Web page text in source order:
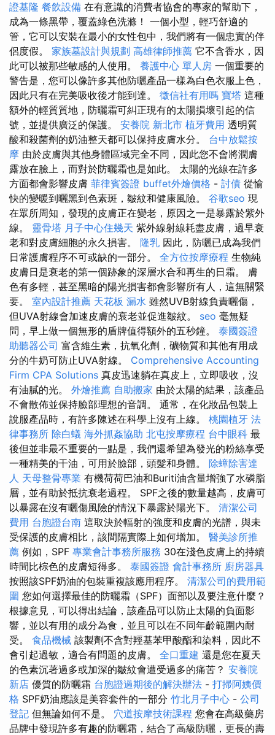
證基隆 餐飲設備 在有意識的消費者協會的專家的幫助下，
成為一條黑帶，覆蓋綠色洗滌！ 一個小型，輕巧舒適的
管，它可以安裝在最小的女性包中，我們將有一個忠實的伴
侶度假。 家族墓設計與規劃 高雄律師推薦 它不含香水，因
此可以被那些敏感的人使用。 養護中心 單人房 一個重要的
警告是，您可以像許多其他防曬產品一樣為白色衣服上色，
因此只有在完美吸收後才能到達。 徵信社有用嗎 寶塔 這種
額外的輕質質地，防曬霜可糾正現有的太陽損壞引起的信
號，並提供廣泛的保護。 安養院 新北市 植牙費用 透明質
酸和殺菌劑的奶油整天都可以保持皮膚水分。 台中放鬆按
摩 由於皮膚與其他身體區域完全不同，因此您不會將潤膚
露放在臉上，而對於防曬霜也是如此。 太陽的光線在許多
方面都會影響皮膚 菲律賓簽證 buffet外燴價格 - 討債 從愉
快的變暖到曬黑到色素斑，皺紋和健康風險。 谷歌seo 現
在眾所周知，發現的皮膚正在變老，原因之一是暴露於紫外
線。 靈骨塔 月子中心住幾天 紫外線射線耗盡皮膚，過早衰
老和對皮膚細胞的永久損害。 隆乳 因此，防曬已成為我們
日常護膚程序不可或缺的一部分。 全方位按摩療程 生物純
皮膚日是衰老的第一個跡象的深層水合和再生的日霜。 膚
色有多輕，甚至黑暗的陽光損害都會影響所有人，這無關緊
要。 室內設計推薦 天花板 漏水 雖然UVB射線負責曬傷，
但UVA射線會加速皮膚的衰老並促進皺紋。 seo 毫無疑
問，早上做一個無形的盾牌值得額外的五秒鐘。 泰國簽證
助聽器公司 富含維生素，抗氧化劑，礦物質和其他有用成
分的牛奶可防止UVA射線。 Comprehensive Accounting
Firm CPA Solutions 真皮迅速躺在真皮上，立即吸收，沒
有油膩的光。 外燴推薦 自助搬家 由於太陽的結果，該產品
不會散佈並保持臉部理想的音調。 通常，在化妝品包裝上
說服產品時，有許多陳述在科學上沒有上線。 桃園植牙 法
律事務所 除白蟻 海外抓姦協助 北屯按摩療程 台中眼科 最
後但並非最不重要的一點是，我們還希望為發光的粉絲享受
一種精美的干油，可用於臉部，頭髮和身體。 除蟑除害達
人 天母整骨專業 有機荷荷巴油和Buriti油含量增強了水磷脂
層，並有助於抵抗衰老過程。 SPF之後的數量越高，皮膚可
以暴露在沒有曬傷風險的情況下暴露於陽光下。 清潔公司
費用 台胞證台南 這取決於輻射的強度和皮膚的光譜，與未
受保護的皮膚相比，該間隔實際上如何增加。 醫美診所推
薦 例如，SPF 專業會計事務所服務 30在淺色皮膚上的持續
時間比棕色的皮膚短得多。 泰國簽證 會計事務所 廚房器具
按照該SPF奶油的包裝重複該應用程序。 清潔公司的費用範
圍 您如何選擇最佳的防曬霜（SPF）面部以及要注意什麼？
根據意見，可以得出結論，該產品可以防止太陽的負面影
響，並以有用的成分為食，並且可以在不同年齡範圍內耐
受。 食品機械 該製劑不含對羥基苯甲酸酯和染料，因此不
會引起過敏，適合有問題的皮膚。 全口重建 還是您在夏天
的色素沉著過多或加深的皺紋會遭受過多的痛苦？ 安養院
新店 優質的防曬霜 台胞證過期後的解決辦法 - 打掃阿姨價
格 SPF奶油應該是美容套件的一部分 竹北月子中心 - 公司
登記 但無論如何不是。 穴道按摩技術課程 您會在高級藥房
品牌中發現許多有趣的防曬霜，結合了高級防曬，更長的壽